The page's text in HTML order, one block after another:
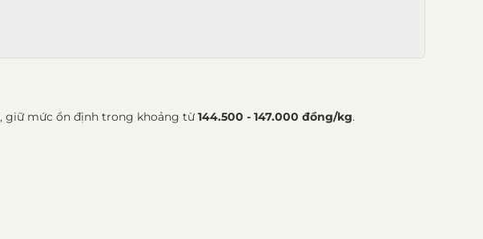
giữ mức ổn định trong khoảng từ144.500 - 147.000 đồng/kg.